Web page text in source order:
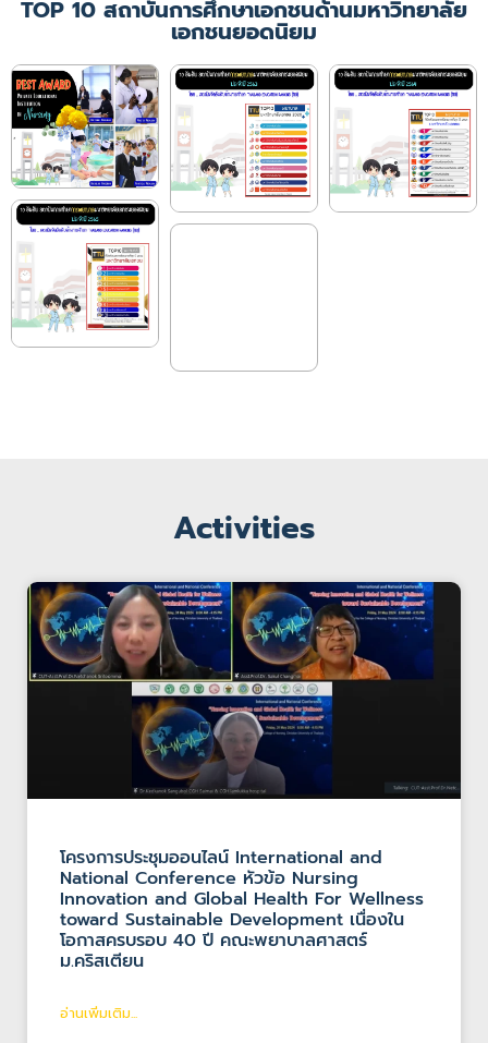
เพิ่มเติม
TOP 10 สถาบันการศึกษาเอกชนด้านมหาวิทยาลัย
เอกชนยอดนิยม
Activities
โครงการประชุมออนไลน์ International and
National Conference หัวข้อ Nursing
Innovation and Global Health For Wellness
toward Sustainable Development เนื่องใน
โอกาสครบรอบ 40 ปี คณะพยาบาลศาสตร์
ม.คริสเตียน
อ่านเพิ่มเติม...